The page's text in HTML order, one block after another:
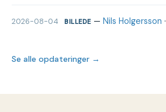
2026-08-04 BILLEDE— Nils Holgersson ·
Se alle opdateringer →